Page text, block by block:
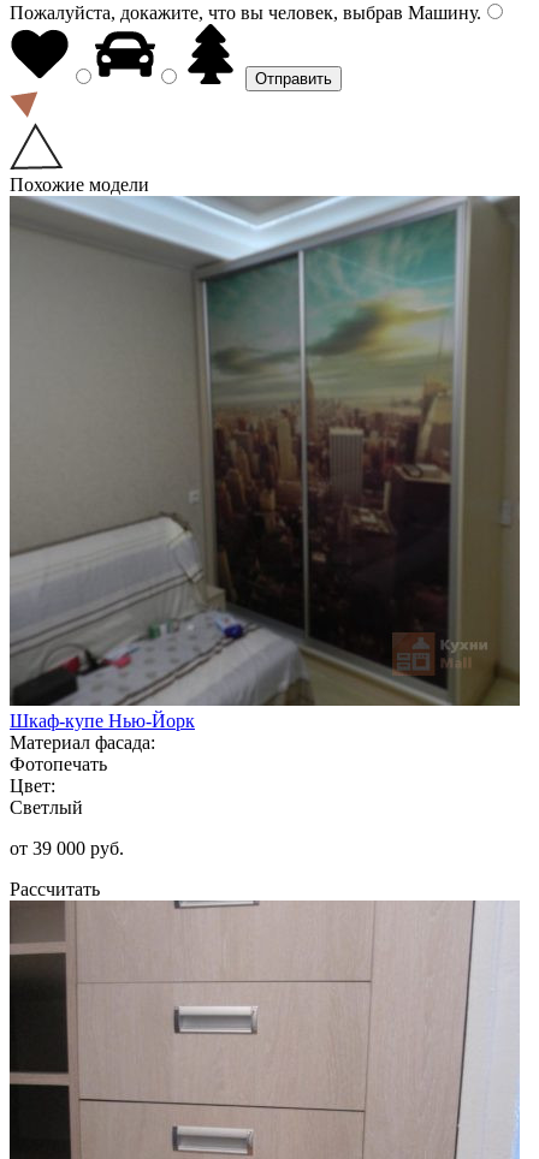
Пожалуйста, докажите, что вы человек, выбрав Машину.
Похожие модели
Шкаф-купе Нью-Йорк
Материал фасада:
Фотопечать
Цвет:
Светлый
от 39 000 руб.
Рассчитать